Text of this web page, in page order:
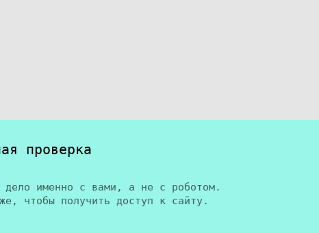
проверка
дело именно с вами, а не с роботом.
чтобы получить доступ к сайту.